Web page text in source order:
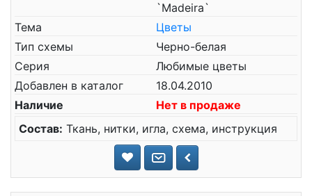
`Madeira`
Тема
Цветы
Тип схемы
Черно-белая
Серия
Любимые цветы
Добавлен в каталог
18.04.2010
Наличие
Нет в продаже
Состав: Ткань, нитки, игла, схема, инструкция